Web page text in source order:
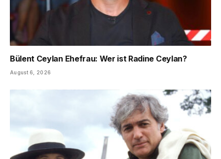
Bülent Ceylan Ehefrau: Wer ist Radine Ceylan?
August 6, 2026